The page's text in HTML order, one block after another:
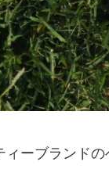
ィーブランド